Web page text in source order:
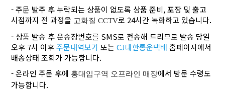
- 주문 발주 후 누락되는 상품이 없도록 상품 준비, 포장 및 출고
시점까지 전 과정을 고화질 CCTV로 24시간 녹화하고 있습니다.
- 상품 발송 후 운송장번호를 SMS로 전송해 드리므로 발송 당일
오후 7시 이후주문내역보기 또는CJ대한통운택배 홈페이지에서
배송상태 조회가 가능합니다.
- 온라인 주문 후에 홍대입구역 오프라인 매장에서 방문 수령도
가능합니다.